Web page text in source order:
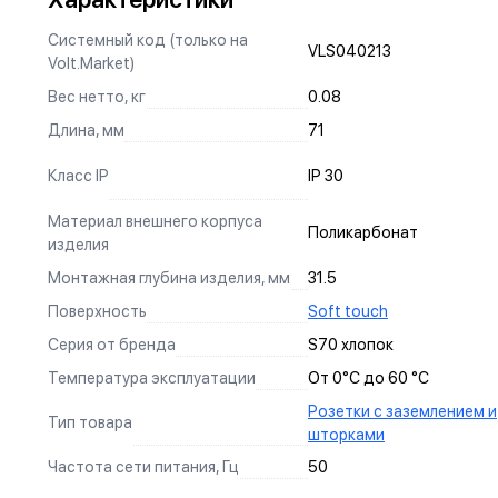
Изготовлен из оловянной бронзы с гальваническим
покрытием никелем, что не только защищает от коррозии,
многопостовые рамки как по горизонтали, так и по
вертикали.
АНКЕРНОЕ КРЕПЛЕНИЕ
Надежно фиксирует механизм в подрозетнике, не мешая
монтажу и не выпадая из свободного положения.
СИЛОВЫЕ КОНТАКТЫ
Изготовлены по международному стандарту из оловянной
бронзы, гарантируют долговечность и надежность
эксплуатации.
ДИЗАЙН
Мы продумываем все до самых мелочей, чтобы наши
БЕЗОПАСНОСТЬ
Каждое наше изделие проходит многоступенчатое
УДОБСТВО
Системный код (только на
Volt.Market)
VLS040213
Вес нетто, кг 0.08
Длина, мм
71
Класс IP IP 30
Материал внешнего корпуса
изделия
Поликарбонат
Монтажная глубина изделия, мм 31.5
Поверхность
Soft touch
Серия от бренда
S70 хлопок
Температура эксплуатации
От 0°С до 60 °С
Тип товара
Розетки с заземлением и
шторками
Частота сети питания, Гц 50